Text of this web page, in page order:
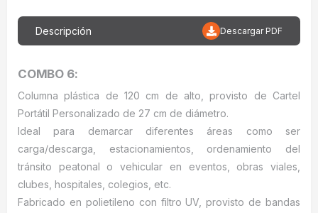
Descripción Descargar PDF
COMBO 6:
Columna plástica de 120 cm de alto, provisto de Cartel
Portátil Personalizado de 27 cm de diámetro.
Ideal para demarcar diferentes áreas como ser
carga/descarga, estacionamientos, ordenamiento del
tránsito peatonal o vehicular en eventos, obras viales,
clubes, hospitales, colegios, etc.
Fabricado en polietileno con filtro UV, provisto de bandas